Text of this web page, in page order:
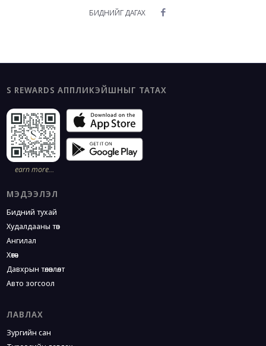
S REWARDS АППЛИКЭЙШНЫГ ТАТАХ
earn more…
МЭДЭЭЛЭЛ
Бидний тухай
Худалдааны төв
Ангилал
Хөтөч
Давхрын төлөвлөлт
Авто зогсоол
ЛАВЛАХ
Зургийн сан